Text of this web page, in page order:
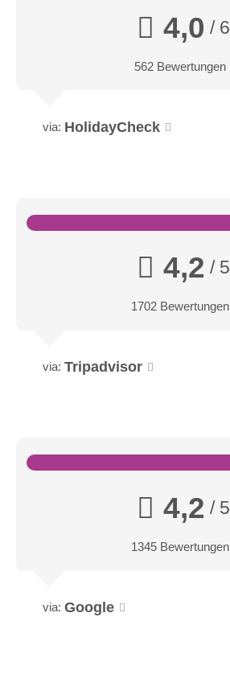
4,0 / 6
562 Bewertungen
via: HolidayCheck
4,2 / 5
1702 Bewertungen
via: Tripadvisor
4,2 / 5
1345 Bewertungen
via: Google